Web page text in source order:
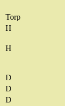
Torp
H
H
D
D
D